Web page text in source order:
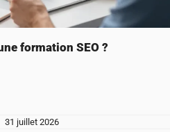
formation SEO ?
31 juillet 2026